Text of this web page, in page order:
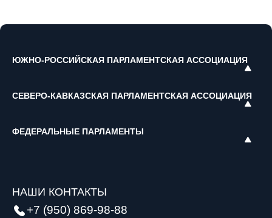
ЮЖНО-РОССИЙСКАЯ ПАРЛАМЕНТСКАЯ АССОЦИАЦИЯ
СЕВЕРО-КАВКАЗСКАЯ ПАРЛАМЕНТСКАЯ АССОЦИАЦИЯ
ФЕДЕРАЛЬНЫЕ ПАРЛАМЕНТЫ
НАШИ КОНТАКТЫ
+7 (950) 869-98-88